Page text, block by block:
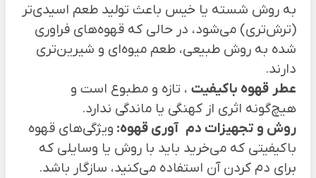
به روش شسته یا خیس باعث تولید طعم اسیدی‌تر
(ترش‌تری) می‌شود، در حالی که قهوه‌های فراوری
شده به روش طبیعی، طعم میوه‌ای و شیرین‌تری
دارند.
عطر قهوه باکیفیت ، تازه و مطبوع است و
هیچ‌گونه اثری از کهنگی یا ماندگی ندارد.
روش و تجهیزات دم آوری قهوه: ویژگی‌های قهوه
باکیفیتی که می‌خرید باید با روش یا وسایلی که
برای دم کردن آن استفاده می‌کنید، سازگار باشد.